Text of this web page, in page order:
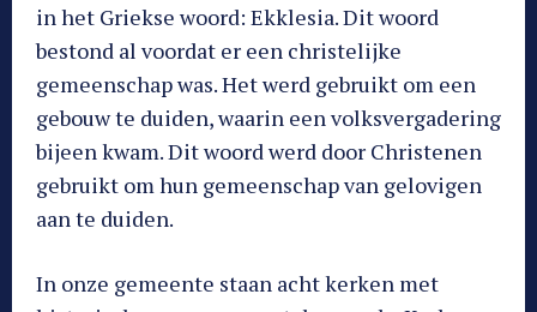
in het Griekse woord: Ekklesia. Dit woord
bestond al voordat er een christelijke
gemeenschap was. Het werd gebruikt om een
gebouw te duiden, waarin een volksvergadering
bijeen kwam. Dit woord werd door Christenen
gebruikt om hun gemeenschap van gelovigen
aan te duiden.
In onze gemeente staan acht kerken met